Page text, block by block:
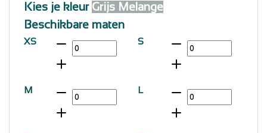
Kies je kleur Grijs Melange
Beschikbare maten
XS S
M L